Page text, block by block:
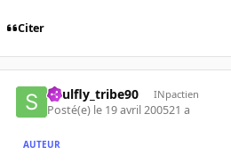
Citer
Soulfly_tribe90 INpactien
Posté(e) le 19 avril 200521 a
AUTEUR